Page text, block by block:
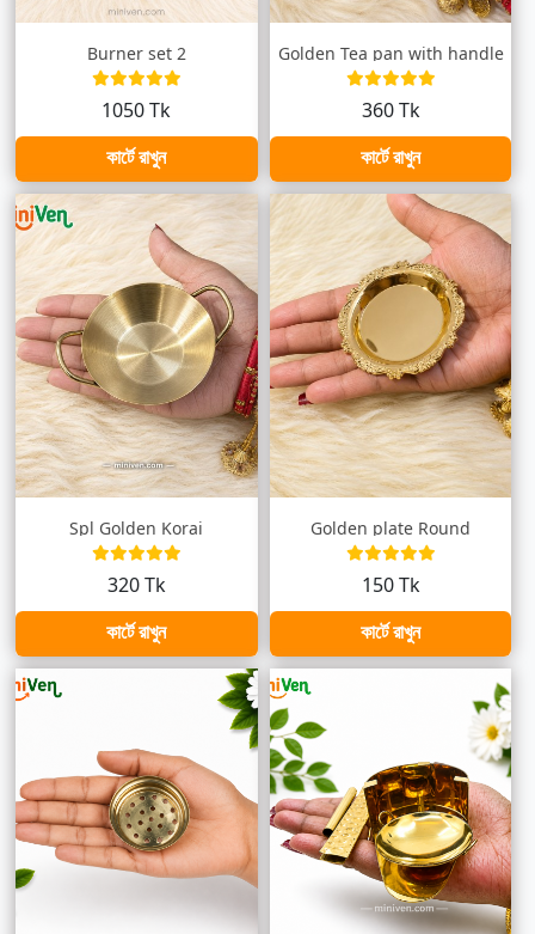
Burner set 2
1050 Tk
কার্টে রাখুন
Golden Tea pan with handle
360 Tk
কার্টে রাখুন
Spl Golden Korai
320 Tk
কার্টে রাখুন
Golden plate Round
150 Tk
কার্টে রাখুন